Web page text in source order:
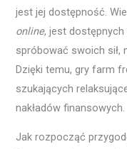
jest jej dostępność.
online, jest
spróbować swoich sił,
Dzięki temu, gry farm
szukających
nakładów finansowych.
Jak rozpocząć